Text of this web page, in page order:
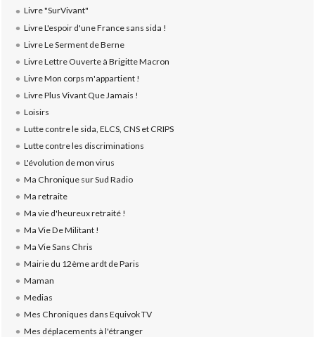
Livre "SurVivant"
Livre L'espoir d'une France sans sida !
Livre Le Serment de Berne
Livre Lettre Ouverte à Brigitte Macron
Livre Mon corps m'appartient !
Livre Plus Vivant Que Jamais !
Loisirs
Lutte contre le sida, ELCS, CNS et CRIPS
Lutte contre les discriminations
L'évolution de mon virus
Ma Chronique sur Sud Radio
Ma retraite
Ma vie d'heureux retraité !
Ma Vie De Militant !
Ma Vie Sans Chris
Mairie du 12ème ardt de Paris
Maman
Medias
Mes Chroniques dans Equivok TV
Mes déplacements à l'étranger